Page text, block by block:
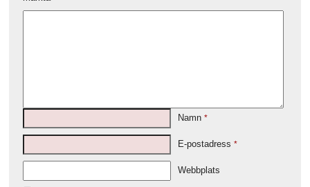
Namn *
E-postadress *
Webbplats